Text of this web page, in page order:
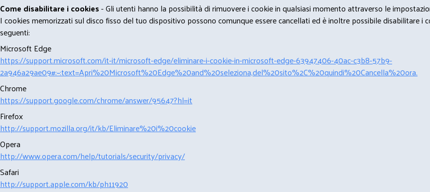
Come disabilitare i cookies- Gli utenti hanno la possibilità di rimuovere i cookie in qualsiasi momento attraverso le
I cookies memorizzati sul disco fisso del tuo dispositivo possono comunque essere cancellati ed è inoltre possibile disabilitare i
seguenti:
Microsoft Edge
https://support.microsoft.com/it-it/microsoft-edge/eliminare-i-cookie-in-microsoft-edge-63947406-40ac-c3b8-57b9-
2a946a29ae09#:~:text=Apri%20Microsoft%20Edge%20and%20seleziona,del%20sito%2C%20quindi%20Cancella%20ora.
Chrome
https://support.google.com/chrome/answer/95647?hl=it
Firefox
http://support.mozilla.org/it/kb/Eliminare%20i%20cookie
Opera
http://www.opera.com/help/tutorials/security/privacy/
Safari
http://support.apple.com/kb/ph11920